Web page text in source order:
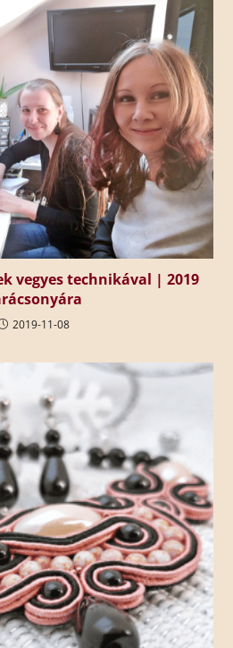
vegyes technikával | 2019
2019-11-08